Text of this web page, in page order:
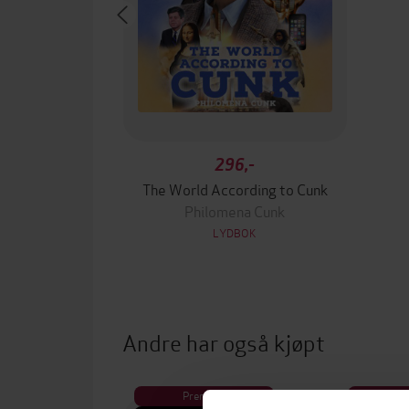
296,-
The World According to Cunk
Philomena Cunk
LYDBOK
Andre har også kjøpt
Premium